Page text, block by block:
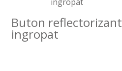
Buton reflectorizant
ingropat